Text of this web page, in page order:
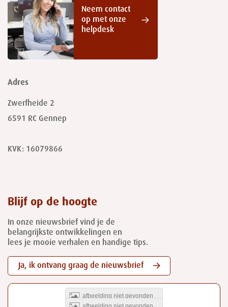
Neem contact
op met onze
helpdesk
Adres
Zwerfheide 2
6591 RC Gennep
KVK: 16079866
Blijf op de hoogte
In onze nieuwsbrief vind je de
belangrijkste ontwikkelingen en
lees je mooie verhalen en handige tips.
Ja, ik ontvang graag de nieuwsbrief